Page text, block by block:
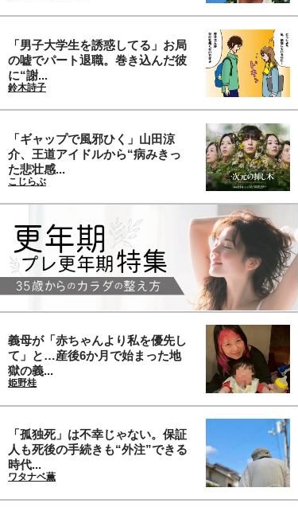
「男子大学生を誘惑してる」お局
の嘘でパート退職。巻き込んだ彼
に“謝...
鈴木詩子
「ギャップで風邪ひく」山田涼
介、王道アイドルから“病みきっ
た悲壮感...
こじらぶ
義母が「赤ちゃんより私を優先し
て」と…産後6か月で始まった地
獄の義...
姫野桂
「孤独死」は不幸じゃない。保証
人も死後の手続きも“外注”できる
時代...
ワタナベ薫